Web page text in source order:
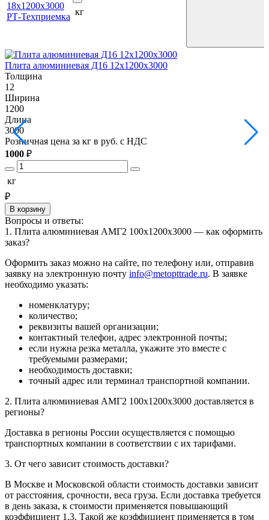
18х1200х3000
РТ-Техприемка кг
Плита алюминиевая Д16 12х1200х3000
Толщина
12
Ширина
1200
Длина
3000
Розничная цена за кг в руб. с НДС
1000 ₽
кг
₽
В корзину
Вопросы и ответы:
1. Плита алюминиевая АМГ2 100х1200х3000 — как оформить
заказ?
Оформить заказ можно на сайте, по телефону или, отправив
заявку на электронную почту info@metopttrade.ru. В заявке
необходимо указать:
номенклатуру;
количество;
реквизиты вашей организации;
контактный телефон, адрес электронной почты;
если нужна резка металла, укажите это вместе с
требуемыми размерами;
необходимость доставки;
точный адрес или терминал транспортной компании.
2. Плита алюминиевая АМГ2 100х1200х3000 доставляется в
регионы?
Доставка в регионы России осуществляется с помощью
транспортных компании в соответствии с их тарифами.
3. От чего зависит стоимость доставки?
В Москве и Московской области стоимость доставки зависит
от расстояния, срочности, веса груза. Если доставка требуется
в день заказа, к стоимости применяется повышающий
коэффициент 1,3. Такой же коэффициент применяется в том